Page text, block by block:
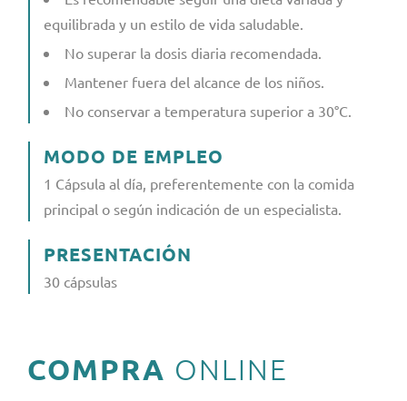
equilibrada y un estilo de vida saludable.
No superar la dosis diaria recomendada.
Mantener fuera del alcance de los niños.
No conservar a temperatura superior a 30°C.
MODO DE EMPLEO
1 Cápsula al día, preferentemente con la comida
principal o según indicación de un especialista.
PRESENTACIÓN
30 cápsulas
COMPRA ONLINE